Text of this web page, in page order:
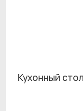
Кухонный